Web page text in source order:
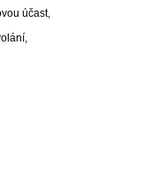
účast,